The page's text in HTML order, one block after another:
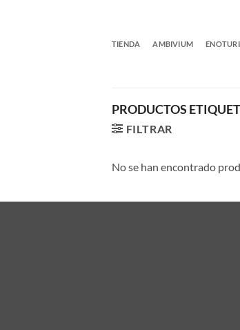
TIENDA AMBIVIUM
PRODUCTOS
FILTRAR
No se han encontrado